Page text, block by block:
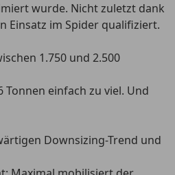
wurde. Nicht zuletzt dank
Einsatz im Spider qualifiziert.
1.750 und 2.500
einfach zu viel. Und
Downsizing-Trend und